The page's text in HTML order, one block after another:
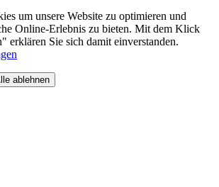
um unsere Website zu optimieren und
Online-Erlebnis zu bieten. Mit dem Klick
erklären Sie sich damit einverstanden.
ablehnen